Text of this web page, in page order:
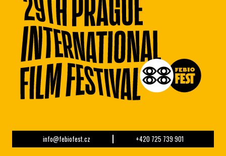
info@febiofest.cz +420 725 739 901